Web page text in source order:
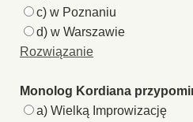
c) w Poznaniu
d) w Warszawie
Rozwiązanie
Monolog Kordiana
a) Wielką Improwizację